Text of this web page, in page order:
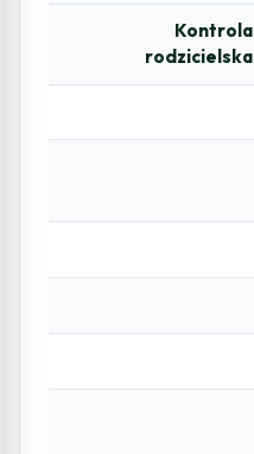
Kontrola
rodzicielska